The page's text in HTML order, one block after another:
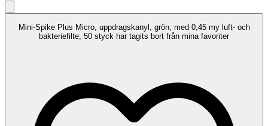
Mini-Spike Plus Micro, uppdragskanyl, grön, med 0,45 my luft- och
bakteriefilte, 50 styck har tagits bort från mina favoriter